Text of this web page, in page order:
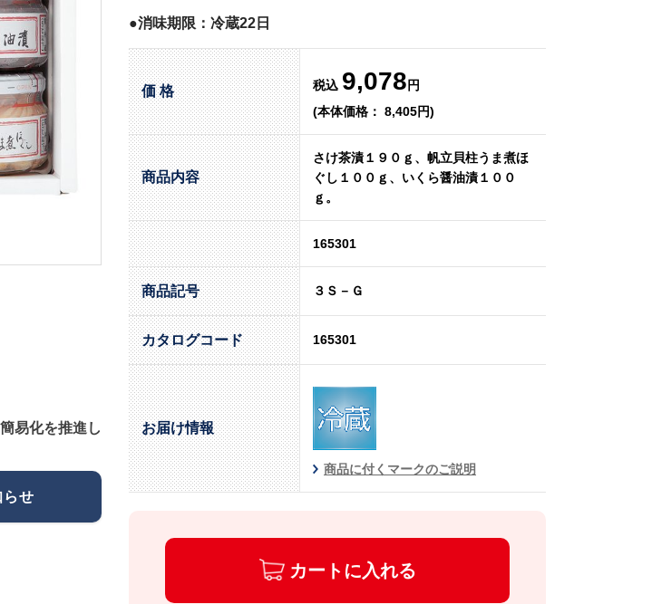
易化を推進し
せ
●消味期限：冷蔵22日
価 格 税込 9,078 円
(本体価格： 8,405円)
商品内容
さけ茶漬１９０ｇ、帆立貝柱うま煮ほ
ぐし１００ｇ、いくら醤油漬１００
ｇ。
165301
商品記号 ３Ｓ－Ｇ
カタログコード 165301
お届け情報
商品に付くマークのご説明
カートに入れる